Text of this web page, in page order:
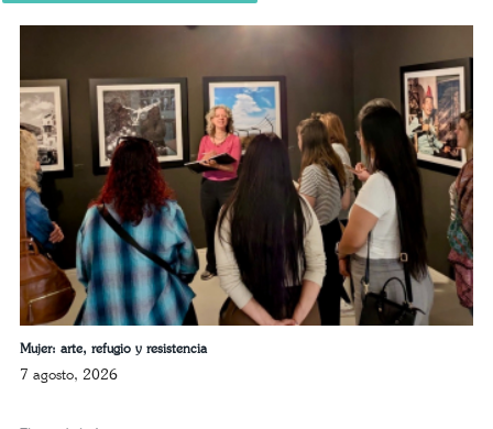
Mujer: arte, refugio y resistencia
7 agosto, 2026